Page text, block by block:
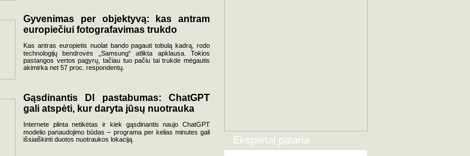
Gyvenimas per objektyvą: kas antram
europiečiui fotografavimas trukdo
Kas antras europietis nuolat bando pagauti tobulą kadrą, rodo
technologijų bendrovės „Samsung“ atlikta apklausa. Tokios
pastangos vertos pagyrų, tačiau tuo pačiu tai trukdė mėgautis
akimirka net 57 proc. respondentų.
Gąsdinantis DI pastabumas: ChatGPT
gali atspėti, kur daryta jūsų nuotrauka
Internete plinta netikėtas ir kiek gąsdinantis naujo ChatGPT
modelio panaudojimo būdas – programa per kelias minutes gali
išsiaiškinti duotos nuotraukos lokaciją.
Ekspertai pataria